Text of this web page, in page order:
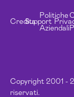
Copyright 2001 -
riservati.
CreditsSupport
Politiche
Aziendali